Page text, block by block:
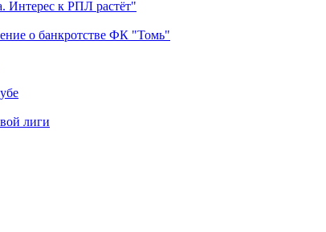
Интерес к РПЛ растёт"
о банкротстве ФК "Томь"
лиги